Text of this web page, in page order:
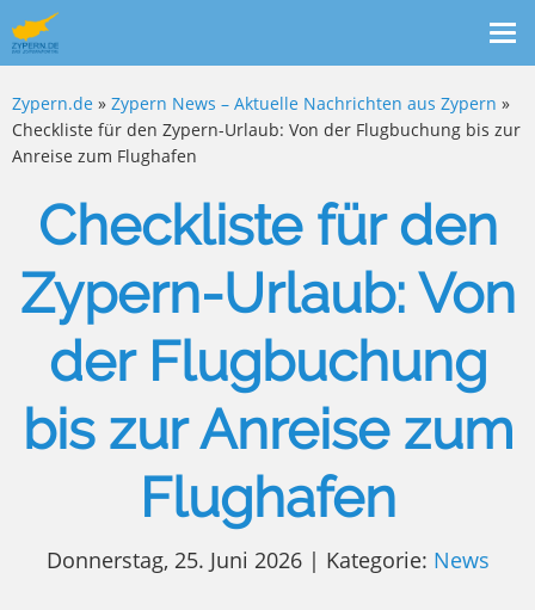
Zypern.de » Zypern News – Aktuelle Nachrichten aus Zypern »
Checkliste für den Zypern-Urlaub: Von der Flugbuchung bis zur
Anreise zum Flughafen
Checkliste für den
Zypern-Urlaub: Von
der Flugbuchung
bis zur Anreise zum
Flughafen
Donnerstag, 25. Juni 2026 | Kategorie: News